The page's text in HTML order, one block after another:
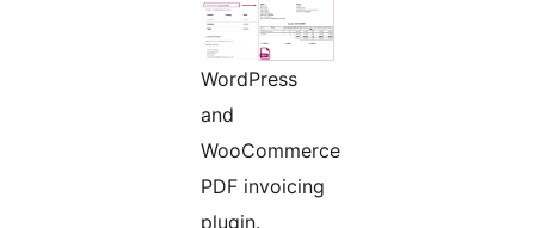
WordPress
and
WooCommerce
PDF invoicing
plugin.